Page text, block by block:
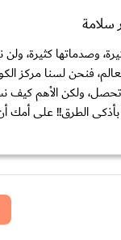
سلامة
وصدماتها كثيرة،
فنحن لسنا مركز
ولكن الاْهم كيف
بأذكى الطرق!! على أمك